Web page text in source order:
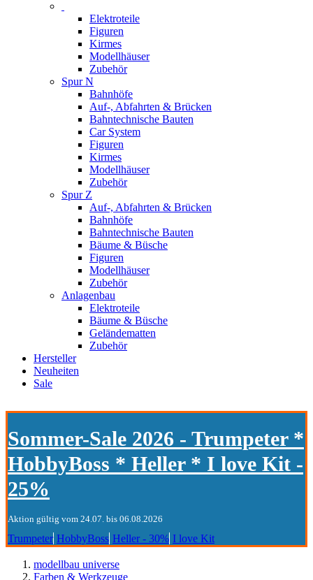
Elektroteile
Figuren
Kirmes
Modellhäuser
Zubehör
Spur N
Bahnhöfe
Auf-, Abfahrten & Brücken
Bahntechnische Bauten
Car System
Figuren
Kirmes
Modellhäuser
Zubehör
Spur Z
Auf-, Abfahrten & Brücken
Bahnhöfe
Bahntechnische Bauten
Bäume & Büsche
Figuren
Modellhäuser
Zubehör
Anlagenbau
Elektroteile
Bäume & Büsche
Geländematten
Zubehör
Hersteller
Neuheiten
Sale
Sommer-Sale 2026 - Trumpeter *
HobbyBoss * Heller * I love Kit -
25%
Aktion gültig vom 24.07. bis 06.08.2026
Trumpeter HobbyBoss Heller - 30% I love Kit
modellbau universe
Farben & Werkzeuge